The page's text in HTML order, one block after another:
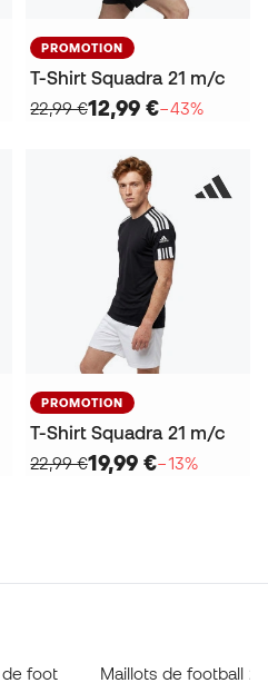
PROMOTION
T-Shirt Squadra 21 m/c
22,99 €12,99 €−43%
PROMOTION
T-Shirt Squadra 21 m/c
22,99 €19,99 €−13%
foot Maillots de football